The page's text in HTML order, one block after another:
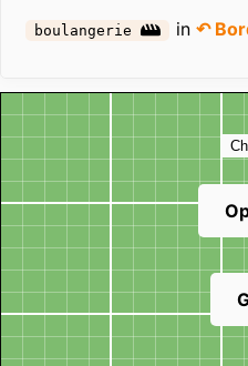
boulangerie in↶
Carte